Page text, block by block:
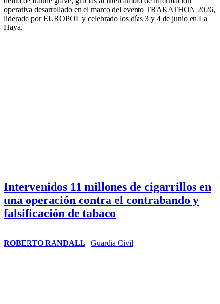
operativa desarrollado en el marco del evento TRAKATHON 2026,
liderado porEUROPOL y celebrado los días 3 y 4 de junio en La
Haya.
Intervenidos 11 millones de cigarrillos en
una operación contra el contrabando y
falsificación de tabaco
ROBERTO RANDALL | Guardia Civil